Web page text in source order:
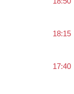
18:15
17:40